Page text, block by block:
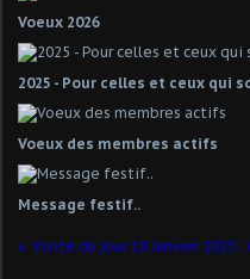
Voeux 2026
2025 - Pour celles et ceux qui
Voeux des membres actifs
Message festif..